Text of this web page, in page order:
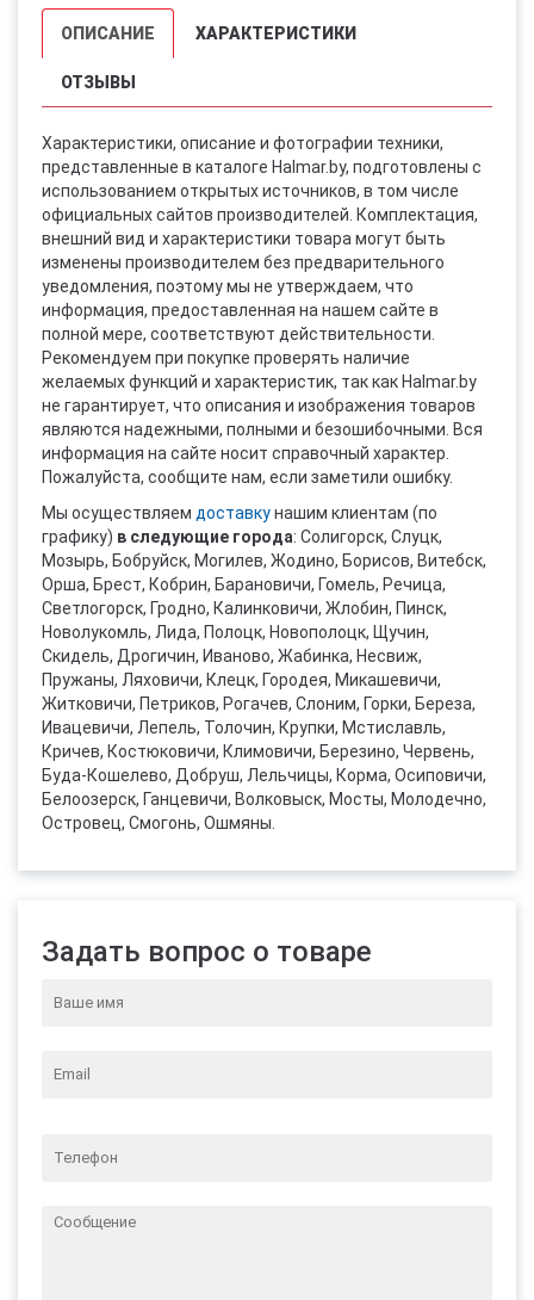
ОПИСАНИЕ ХАРАКТЕРИСТИКИ
ОТЗЫВЫ
Характеристики, описание и фотографии техники,
представленные в каталоге Halmar.by, подготовлены с
использованием открытых источников, в том числе
официальных сайтов производителей. Комплектация,
внешний вид и характеристики товара могут быть
изменены производителем без предварительного
уведомления, поэтому мы не утверждаем, что
информация, предоставленная на нашем сайте в
полной мере, соответствуют действительности.
Рекомендуем при покупке проверять наличие
желаемых функций и характеристик, так как Halmar.by
не гарантирует, что описания и изображения товаров
являются надежными, полными и безошибочными. Вся
информация на сайте носит справочный характер.
Пожалуйста, сообщите нам, если заметили ошибку.
Мы осуществляем доставкунашим клиентам (по
графику) в следующие города: Солигорск, Слуцк,
Мозырь, Бобруйск, Могилев, Жодино, Борисов, Витебск,
Орша, Брест, Кобрин, Барановичи, Гомель, Речица,
Светлогорск, Гродно, Калинковичи, Жлобин, Пинск,
Новолукомль, Лида, Полоцк, Новополоцк, Щучин,
Скидель, Дрогичин, Иваново, Жабинка, Несвиж,
Пружаны, Ляховичи, Клецк, Городея, Микашевичи,
Житковичи, Петриков, Рогачев, Слоним, Горки, Береза,
Ивацевичи, Лепель, Толочин, Крупки, Мстиславль,
Кричев, Костюковичи, Климовичи, Березино, Червень,
Буда-Кошелево, Добруш, Лельчицы, Корма, Осиповичи,
Белоозерск, Ганцевичи, Волковыск, Мосты, Молодечно,
Островец, Смогонь, Ошмяны.
Задать вопрос о товаре